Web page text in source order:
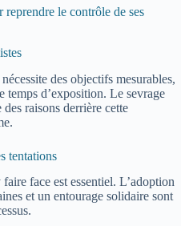
reprendre le contrôle de ses
des objectifs mesurables,
temps d’exposition. Le sevrage
raisons derrière cette
tentations
face est essentiel. L’adoption
et un entourage solidaire sont